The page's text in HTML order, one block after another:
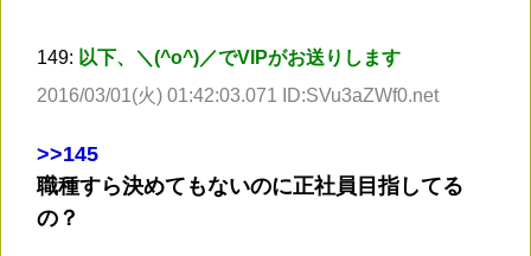
149: 以下、＼(^o^)／でVIPがお送りします
2016/03/01(火) 01:42:03.071 ID:SVu3aZWf0.net
>>145
職種すら決めてもないのに正社員目指してる
の？